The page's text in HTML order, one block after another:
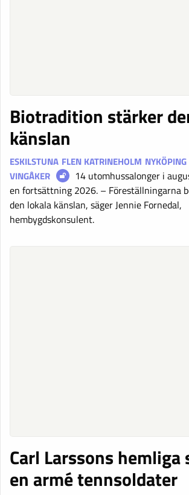
Biotradition stärker
känslan
ESKILSTUNA FLEN KATRINEHOLM NYKÖPING
VINGÅKER
14 utomhussalonger i
en fortsättning 2026. – Föreställningarna
den lokala känslan, säger Jennie Fornedal,
hembygdskonsulent.
Carl Larssons hemliga
en armé tennsoldater